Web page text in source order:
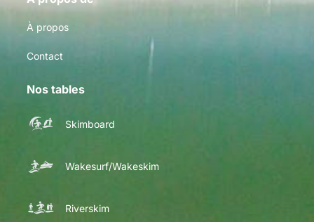
À propos
Contact
Nos tables
Skimboard
Wakesurf/Wakeskim
Riverskim